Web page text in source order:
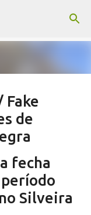
Fake
de
SERRA NEGRA
fecha
Silveira